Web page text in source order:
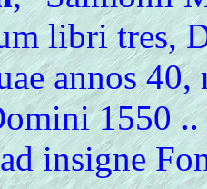
libri tres,
annos
1550 ..
insigne